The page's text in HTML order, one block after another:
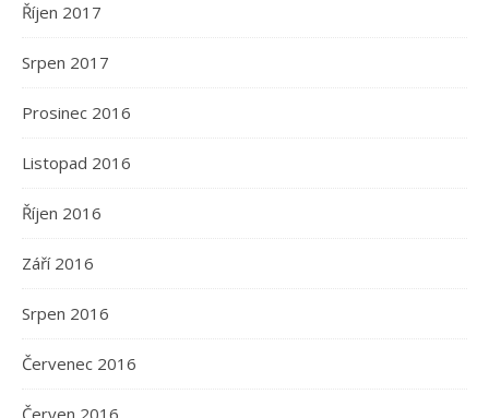
Říjen 2017
Srpen 2017
Prosinec 2016
Listopad 2016
Říjen 2016
Září 2016
Srpen 2016
Červenec 2016
Červen 2016